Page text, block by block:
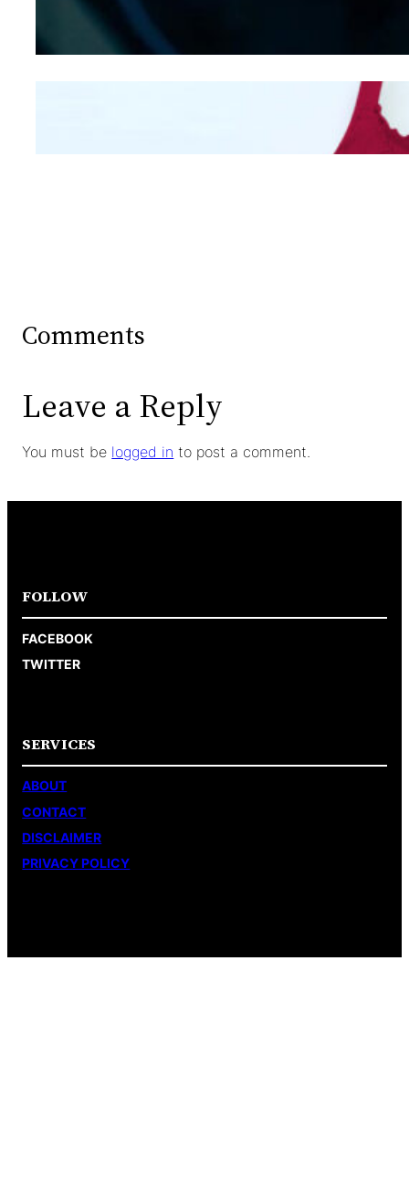
Mengintip Kepribadian
Wanita Dari Warna Bra
Comments
Leave a Reply
You must be logged in to post a comment.
FOLLOW
FACEBOOK
TWITTER
SERVICES
ABOUT
CONTACT
DISCLAIMER
PRIVACY POLICY